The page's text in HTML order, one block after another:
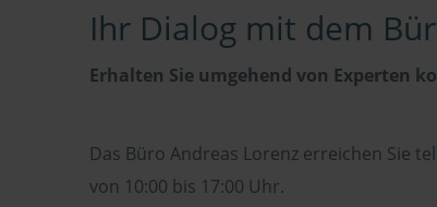
Ihr Dialog mit dem
Erhalten Sie umgehend von Experten
Das Büro Andreas Lorenz erreichen Sie
von 10:00 bis 17:00 Uhr.